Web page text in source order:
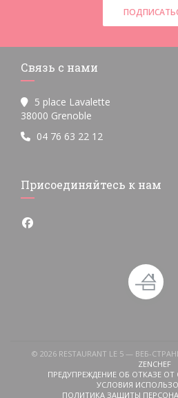
Связь с нами
5 place Lavalette
38000 Grenoble
04 76 63 22 12
Присоединяйтесь к нам
Facebook ((открывается в
© 2026 RESTAURANT LE 5 — ВЕБ-
ZENCHEF
ПРЕДУПРЕЖДЕНИЕ ОБ ОТКАЗЕ
УСЛОВИЯ
ПОЛИТИКА ЗАЩИТЫ